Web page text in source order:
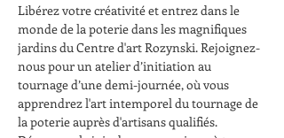
Libérez votre créativité et entrez dans le
monde de la poterie dans les magnifiques
jardins du Centre d'art Rozynski. Rejoignez-
nous pour un atelier d’initiation au
tournage d’une demi-journée, où vous
apprendrez l'art intemporel du tournage de
la poterie auprès d'artisans qualifiés.